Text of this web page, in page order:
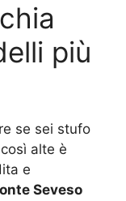
più
se sei stufo
alte è
e
Seveso